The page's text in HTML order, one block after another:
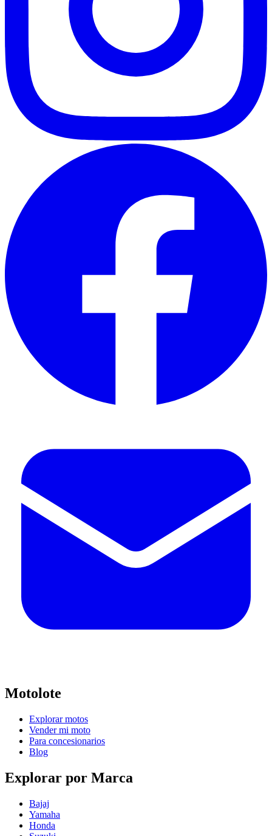
Motolote
Explorar motos
Vender mi moto
Para concesionarios
Blog
Explorar por Marca
Bajaj
Yamaha
Honda